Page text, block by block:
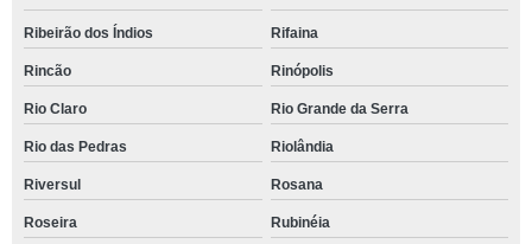
Ribeirão dos Índios Rifaina
Rincão Rinópolis
Rio Claro Rio Grande da Serra
Rio das Pedras Riolândia
Riversul Rosana
Roseira Rubinéia